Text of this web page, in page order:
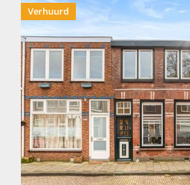
Santpoort-Zuid
IJmuiden
Zandvoort
Zwaanshoek
Verhuurd